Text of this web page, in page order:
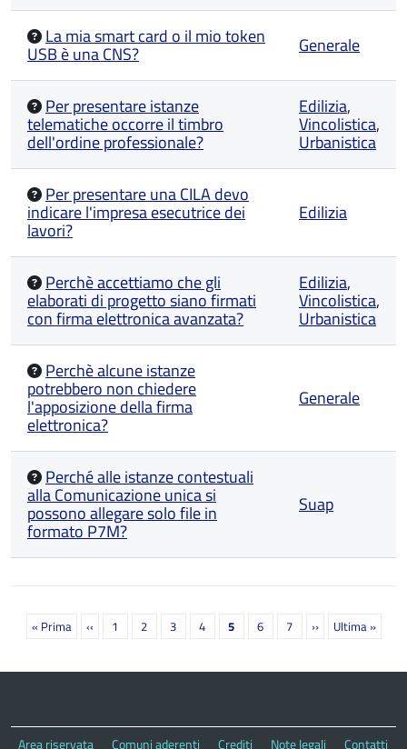
La mia smart card o il mio token
USB è una CNS? Generale
Per presentare istanze
telematiche occorre il timbro
dell'ordine professionale?
Edilizia,
Vincolistica,
Urbanistica
Per presentare una CILA devo
indicare l'impresa esecutrice dei
lavori?
Edilizia
Perchè accettiamo che gli
elaborati di progetto siano firmati
con firma elettronica avanzata?
Edilizia,
Vincolistica,
Urbanistica
Perchè alcune istanze
potrebbero non chiedere
l'apposizione della firma
elettronica?
Generale
Perché alle istanze contestuali
alla Comunicazione unica si
possono allegare solo file in
formato P7M?
Suap
Paginazione
Prima
« Prima
Pagina
‹‹ Page
1 Page
2 Page
3 Page
4
Pagina
5 Page
6 Page
7
Prossima
››
Ultima
Ultima »
Area riservata Comuni aderenti Crediti Note legali Contatti